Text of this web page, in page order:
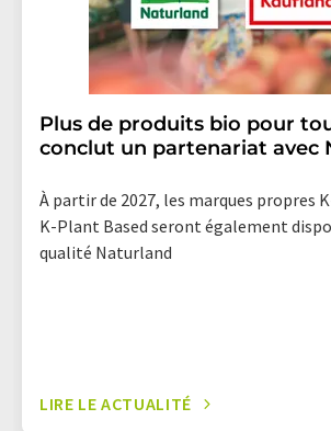
Plus de produits bio pour
conclut un partenariat avec
À partir de 2027, les marques propres
K-Plant Based seront également
qualité Naturland
LIRE LE ACTUALITÉ